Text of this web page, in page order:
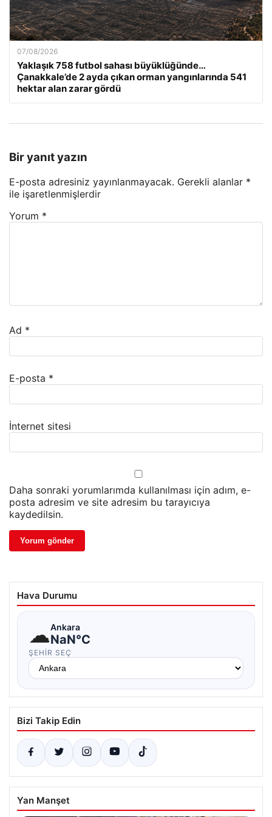
07/08/2026
Yaklaşık 758 futbol sahası büyüklüğünde…
Çanakkale’de 2 ayda çıkan orman yangınlarında 541
hektar alan zarar gördü
Bir yanıt yazın
E-posta adresiniz yayınlanmayacak. Gerekli alanlar *
ile işaretlenmişlerdir
Yorum *
Ad *
E-posta *
İnternet sitesi
Daha sonraki yorumlarımda kullanılması için adım, e-
posta adresim ve site adresim bu tarayıcıya
kaydedilsin.
Hava Durumu
☁Ankara
NaN°C
ŞEHIR SEÇ
Bizi Takip Edin
Yan Manşet